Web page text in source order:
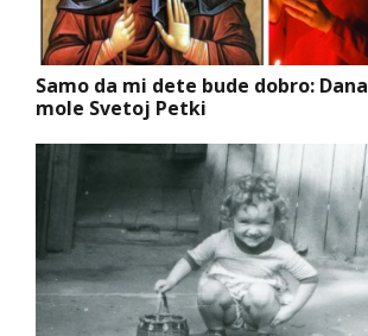
Samo da mi dete bude dobro:
mole Svetoj Petki